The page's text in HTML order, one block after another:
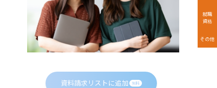
資料請求リストに追加 無料
就職
資格
その他